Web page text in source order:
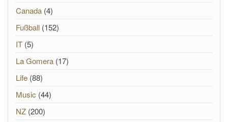
Canada (4)
Fußball (152)
IT (5)
La Gomera (17)
Life (88)
Music (44)
NZ (200)